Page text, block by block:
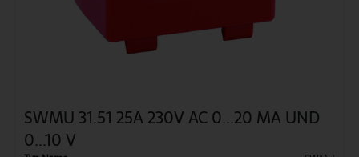
SWMU 31.51 25A 230V AC 0...20 MA UND
0...10 V